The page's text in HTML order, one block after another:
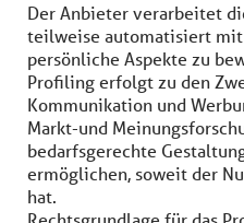
Der Anbieter verarbeitet
teilweise automatisiert
persönliche Aspekte zu
Profiling erfolgt zu den
Kommunikation und
Markt-und
bedarfsgerechte
ermöglichen, soweit der
hat.